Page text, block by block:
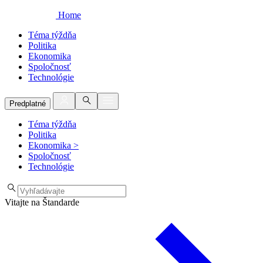
Home
Téma týždňa
Politika
Ekonomika
Spoločnosť
Technológie
Predplatné
Téma týždňa
Politika
Ekonomika >
Spoločnosť
Technológie
Vitajte na Štandarde